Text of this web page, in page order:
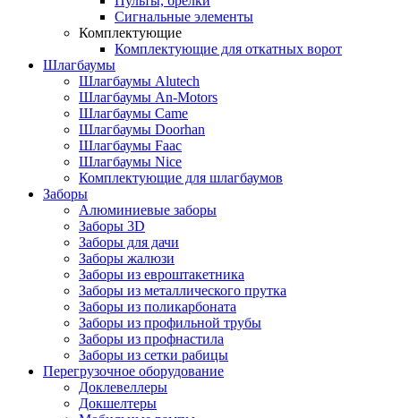
Сигнальные элементы
Комплектующие
Комплектующие для откатных ворот
Шлагбаумы
Шлагбаумы Alutech
Шлагбаумы An-Motors
Шлагбаумы Came
Шлагбаумы Doorhan
Шлагбаумы Faac
Шлагбаумы Nice
Комплектующие для шлагбаумов
Заборы
Алюминиевые заборы
Заборы 3D
Заборы для дачи
Заборы жалюзи
Заборы из евроштакетника
Заборы из металлического прутка
Заборы из поликарбоната
Заборы из профильной трубы
Заборы из профнастила
Заборы из сетки рабицы
Перегрузочное оборудование
Доклевеллеры
Докшелтеры